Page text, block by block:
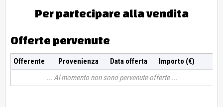
Per partecipare alla vendita
Offerte pervenute
Offerente Provenienza Data offerta
Importo (€)
Al momento non sono pervenute offerte